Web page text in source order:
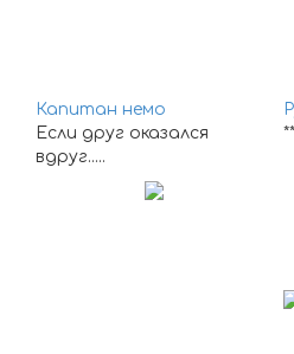
Капитан немо
Если друг оказался
вдруг.....